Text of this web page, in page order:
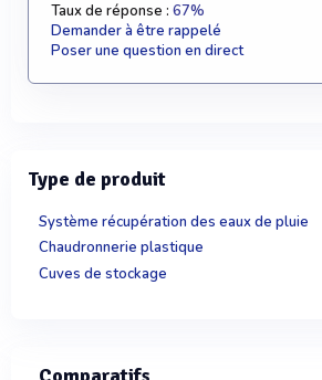
Taux de réponse : 67%
Demander à être rappelé
Poser une question en direct
Type de produit
Système récupération des eaux de pluie
Chaudronnerie plastique
Cuves de stockage